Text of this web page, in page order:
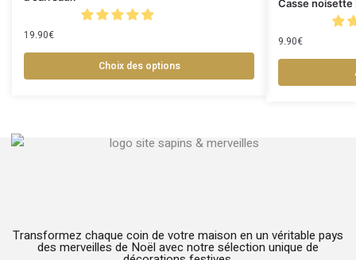
19.90€
Choix des options
Casse noisette
9.90€
Transformez chaque coin de votre maison en un véritable pays
des merveilles de Noël avec notre sélection unique de